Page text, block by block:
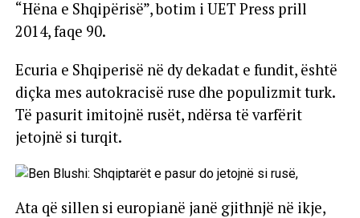
“Hëna e Shqipërisë”, botim i UET Press prill
2014, faqe 90.
Ecuria e Shqiperisë në dy dekadat e fundit, është
diçka mes autokracisë ruse dhe populizmit turk.
Të pasurit imitojnë rusët, ndërsa të varfërit
jetojnë si turqit.
Ata që sillen si europianë janë gjithnjë në ikje,